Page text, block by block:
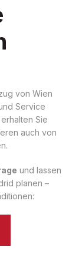
von Wien
Service
Sie
auch von
und lassen
planen –